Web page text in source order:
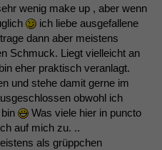
wenig make up , aber wenn
ich liebe ausgefallene
dann aber meistens
Schmuck. Liegt vielleicht an
eher praktisch veranlagt.
und stehe damit gerne im
obwohl ich
Was viele hier in puncto
auf mich zu. ..
als grüppchen